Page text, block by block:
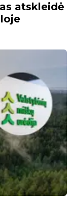
atskleidė